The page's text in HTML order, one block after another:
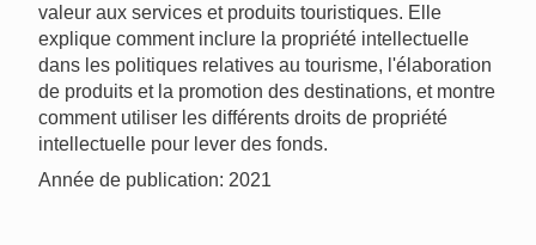
valeur aux services et produits touristiques. Elle
explique comment inclure la propriété intellectuelle
dans les politiques relatives au tourisme, l'élaboration
de produits et la promotion des destinations, et montre
comment utiliser les différents droits de propriété
intellectuelle pour lever des fonds.
Année de publication: 2021